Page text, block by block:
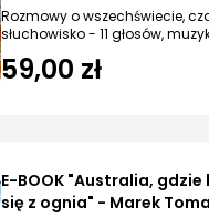
Rozmowy o wszechświecie,
słuchowisko - 11 głosów,
59,00 zł
E-BOOK "Australia,
się z ognia" - Marek